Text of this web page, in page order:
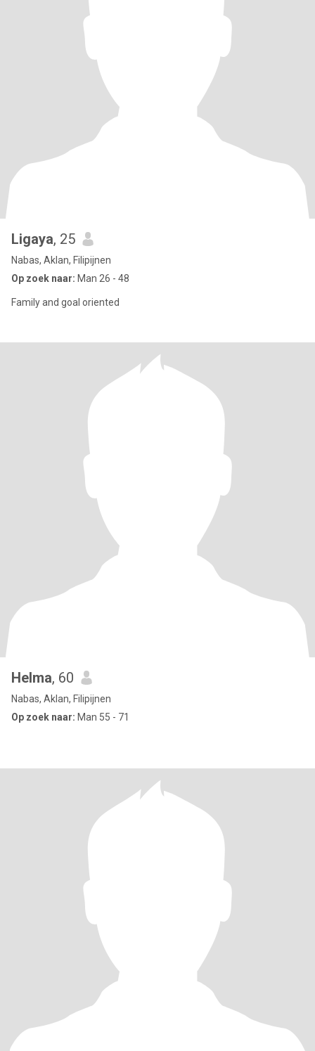
Ligaya, 25
Nabas, Aklan, Filipijnen
Op zoek naar: Man 26 - 48
Family and goal oriented
Helma, 60
Nabas, Aklan, Filipijnen
Op zoek naar: Man 55 - 71